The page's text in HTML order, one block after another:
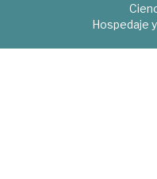
Hospedaje